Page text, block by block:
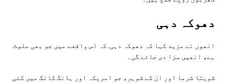
دھوکہ دہی
انھوں نے مزید کہا کہ دھوکہ دہی. کہ اس واقعے میں جو بھی ملوث
ہے، انھیں سزا دی جائے گی۔
شویتا شرما اور ان کے شوہر، جو امریکہ اور ہانگ کانگ میں کئی